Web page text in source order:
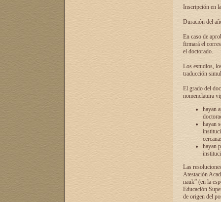
Inscripción en
Duración del
En caso de
firmará el
el doctorado.
Los estudios,
traducción
El grado del
nomenclatura
hayan
hayan
hayan
Las
Atestación
nauk” (en la
Educación
de origen del